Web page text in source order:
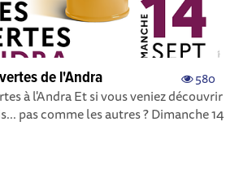
580
de l'Andra
à l'Andra Et si vous veniez découvrir
pas comme les autres ? Dimanche 14